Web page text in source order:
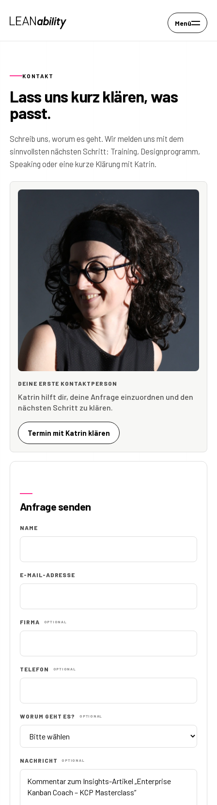
Menü
KONTAKT
Lass uns kurz klären, was
passt.
Schreib uns, worum es geht. Wir melden uns mit dem
sinnvollsten nächsten Schritt: Training, Designprogramm,
Speaking oder eine kurze Klärung mit Katrin.
DEINE ERSTE KONTAKTPERSON
Katrin hilft dir, deine Anfrage einzuordnen und den
nächsten Schritt zu klären.
Termin mit Katrin klären
Anfrage senden
NAME
E-MAIL-ADRESSE
FIRMA OPTIONAL
TELEFON OPTIONAL
WORUM GEHT ES? OPTIONAL
NACHRICHT OPTIONAL